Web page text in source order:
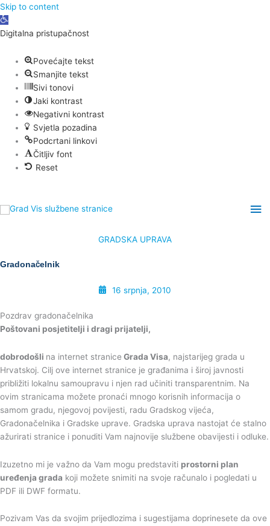
Skip to content
Open
toolbar
Digitalna pristupačnost
Povećajte tekst
Smanjite tekst
Sivi tonovi
Jaki kontrast
Negativni kontrast
Svjetla pozadina
Podcrtani linkovi
Čitljiv font
Reset
Skip
to
content
GRADSKA UPRAVA
Gradonačelnik
16 srpnja, 2010
Pozdrav gradonačelnika
Poštovani posjetitelji i dragi prijatelji,
dobrodošli na internet stranice Grada Visa, najstarijeg grada u
Hrvatskoj. Cilj ove internet stranice je građanima i široj javnosti
približiti lokalnu samoupravu i njen rad učiniti transparentnim. Na
ovim stranicama možete pronaći mnogo korisnih informacija o
samom gradu, njegovoj povijesti, radu Gradskog vijeća,
Gradonačelnika i Gradske uprave. Gradska uprava nastojat će stalno
ažurirati stranice i ponuditi Vam najnovije službene obavijesti i odluke.
Izuzetno mi je važno da Vam mogu predstaviti prostorni plan
uređenja grada koji možete snimiti na svoje računalo i pogledati u
PDF ili DWF formatu.
Pozivam Vas da svojim prijedlozima i sugestijama doprinesete da ove